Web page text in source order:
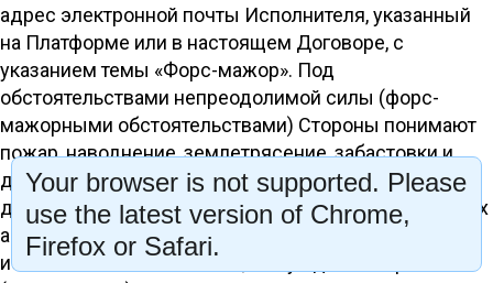
адрес электронной почты Исполнителя, указанный
на Платформе или в настоящем Договоре, с
указанием темы «Форс-мажор». Под
обстоятельствами непреодолимой силы (форс-
мажорными обстоятельствами) Стороны понимают
пожар, наводнение, землетрясение, забастовки и
другие стихийные бедствия, война и военные
действия, вступление в силу нормативных правовых
актов и актов применения права, препятствующих
исполнению обязательств, вынужденная срочная
Your browser is not supported. Please
use the latest version of Chrome,
Firefox or Safari.